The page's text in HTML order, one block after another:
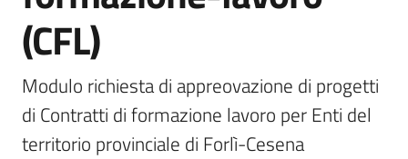
Novità
Servizi
I centri per l'impiego
(CFL)
Modulo richiesta di appreovazione di progetti
di Contratti di formazione lavoro per Enti del
territorio provinciale di Forlì-Cesena